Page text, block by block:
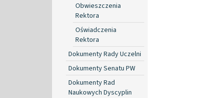
Obwieszczenia
Rektora
Oświadczenia
Rektora
Dokumenty Rady Uczelni
Dokumenty Senatu PW
Dokumenty Rad
Naukowych Dyscyplin